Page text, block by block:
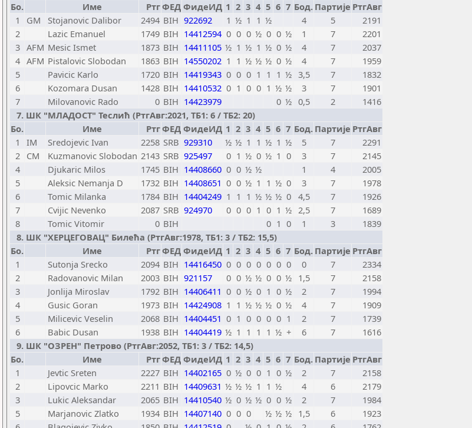
Бо.
Име РтгФЕД ФидеИД 1 2 3 4 5 6 7 Бод. Партије РтгАвг
1
GM Stojanovic Dalibor 2494 BIH 922692 1 ½ 1 1 ½ 4 5
2191
2
Lazic Emanuel 1749 BIH 14412594 0 0 0 ½ 0 0 ½ 1 7
2201
3 AFM Mesic Ismet 1873 BIH 14411105 ½ 1 ½ 1 ½ 0 ½ 4 7
2037
4 AFM Pistalovic Slobodan 1863 BIH 14550202 1 1 ½ ½ ½ 0 ½ 4 7
1959
5
Pavicic Karlo 1720 BIH 14419343 0 0 0 1 1 1 ½ 3,5 7
1832
6
Kozomara Dusan 1428 BIH 14410532 0 1 0 0 1 ½ ½ 3 7
1901
7
Milovanovic Rado 0 BIH 14423979 0 ½ 0,5 2
1416
7. ШК "МЛАДОСТ" Теслић (РтгАвг:2021, ТБ1: 6 / ТБ2: 20)
Бо.
Име РтгФЕД ФидеИД 1 2 3 4 5 6 7 Бод. Партије РтгАвг
1
IM Sredojevic Ivan 2258 SRB 929310 ½ ½ 1 1 ½ 1 ½ 5 7
2291
2
CM Kuzmanovic Slobodan 2143 SRB 925497 0 1 ½ 0 ½ 1 0 3 7
2145
4
Djukaric Milos 1745 BIH 14408660 0 0 ½ ½ 1 4
2005
5
Aleksic Nemanja D 1732 BIH 14408651 0 0 ½ 1 1 ½ 0 3 7
1978
6
Tomic Milanka 1784 BIH 14404249 1 1 1 ½ ½ ½ 0 4,5 7
1926
7
Cvijic Nevenko 2087 SRB 924970 0 0 0 1 0 1 ½ 2,5 7
1689
8
Tomic Vitomir 0 BIH 0 1 0 1 3
1839
8. ШК "ХЕРЦЕГОВАЦ" Билећа (РтгАвг:1978, ТБ1: 3 / ТБ2: 15,5)
Бо.
Име РтгФЕД ФидеИД 1 2 3 4 5 6 7 Бод. Партије РтгАвг
1
Sutonja Srecko 2094 BIH 14416450 0 0 0 0 0 0 0 0 7
2334
2
Radovanovic Milan 2003 BIH 921157 0 0 ½ ½ 0 0 ½ 1,5 7
2158
3
Jonlija Miroslav 1792 BIH 14406411 0 0 ½ 0 1 0 ½ 2 7
1994
4
Gusic Goran 1973 BIH 14424908 1 1 ½ ½ ½ 0 ½ 4 7
1909
5
Milicevic Veselin 2068 BIH 14404451 0 1 0 0 0 0 1 2 7
1739
6
Babic Dusan 1938 BIH 14404419 ½ 1 1 1 1 ½ + 6 7
1616
9. ШК "ОЗРЕН" Петрово (РтгАвг:2052, ТБ1: 3 / ТБ2: 14,5)
Бо.
Име РтгФЕД ФидеИД 1 2 3 4 5 6 7 Бод. Партије РтгАвг
1
Jevtic Sreten 2227 BIH 14402165 0 ½ 0 0 1 0 ½ 2 7
2158
2
Lipovcic Marko 2211 BIH 14409631 ½ ½ ½ 1 1 ½ 4 6
2179
3
Lukic Aleksandar 2065 BIH 14410540 ½ 0 ½ ½ 0 0 ½ 2 7
1984
5
Marjanovic Zlatko 1934 BIH 14407140 0 0 0 ½ ½ ½ 1,5 6
1923